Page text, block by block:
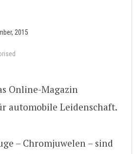
2015
Online-Magazin
automobile Leidenschaft.
– Chromjuwelen – sind